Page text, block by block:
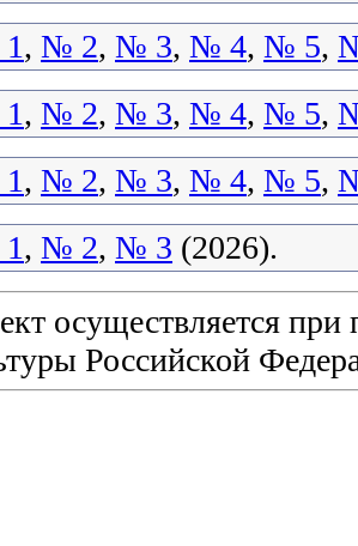
, № 2, № 3, № 4, № 5,
, № 2, № 3, № 4, № 5,
, № 2, № 3, № 4, № 5,
, № 2, № 3 (2026).
осуществляется
Российской